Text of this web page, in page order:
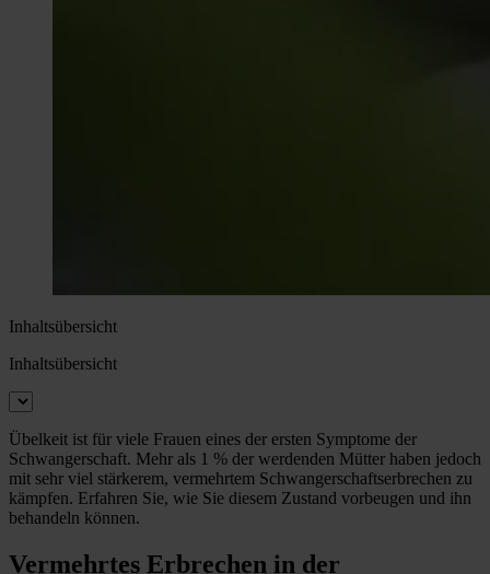
Inhaltsübersicht
Inhaltsübersicht
Übelkeit ist für viele Frauen eines der ersten Symptome der
Schwangerschaft. Mehr als 1 % der werdenden Mütter haben jedoch
mit sehr viel stärkerem, vermehrtem Schwangerschaftserbrechen zu
kämpfen. Erfahren Sie, wie Sie diesem Zustand vorbeugen und ihn
behandeln können.
Vermehrtes Erbrechen in der